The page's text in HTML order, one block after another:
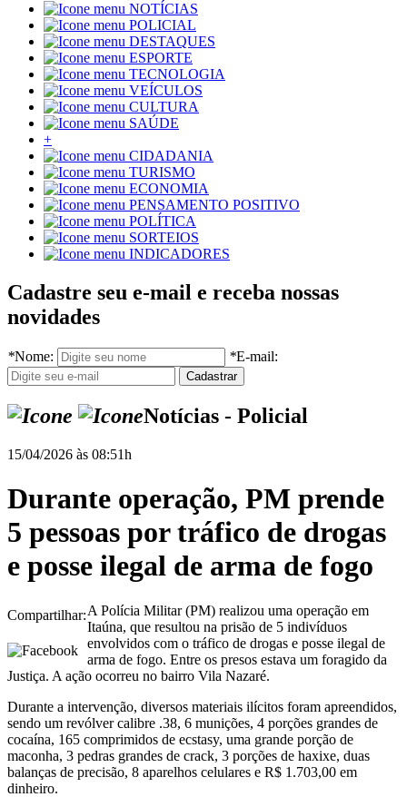
NOTÍCIAS
POLICIAL
DESTAQUES
ESPORTE
TECNOLOGIA
VEÍCULOS
CULTURA
SAÚDE
+
CIDADANIA
TURISMO
ECONOMIA
PENSAMENTO POSITIVO
POLÍTICA
SORTEIOS
INDICADORES
Cadastre seu e-mail e receba nossas
novidades
*Nome: *E-mail:
Notícias - Policial
15/04/2026 às 08:51h
Durante operação, PM prende
5 pessoas por tráfico de drogas
e posse ilegal de arma de fogo
Compartilhar:A Polícia Militar (PM) realizou uma operação em
Itaúna, que resultou na prisão de 5 indivíduos
envolvidos com o tráfico de drogas e posse ilegal de
arma de fogo. Entre os presos estava um foragido da
Justiça. A ação ocorreu no bairro Vila Nazaré.
Durante a intervenção, diversos materiais ilícitos foram apreendidos,
sendo um revólver calibre .38, 6 munições, 4 porções grandes de
cocaína, 165 comprimidos de ecstasy, uma grande porção de
maconha, 3 pedras grandes de crack, 3 porções de haxixe, duas
balanças de precisão, 8 aparelhos celulares e R$ 1.703,00 em
dinheiro.